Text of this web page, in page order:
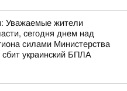
Уважаемые жители
сегодня днем над
силами Министерства
украинский БПЛА